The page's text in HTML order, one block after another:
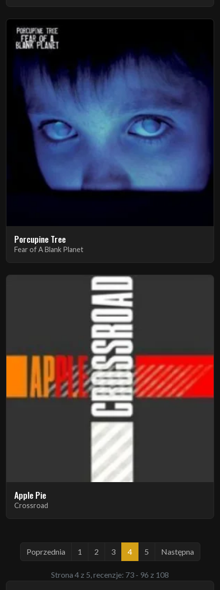
Porcupine Tree
Fear of A Blank Planet
Apple Pie
Crossroad
Poprzednia 1 2 3 4 5 Następna
Strona 4 z 5, recenzje: 73 - 96 z 108